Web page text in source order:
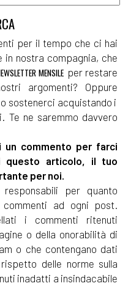
per il tempo che ci hai
nostra compagnia, che
MENSILE per restare
argomenti? Oppure
o sostenerci acquistando i
Te ne saremmo davvero
un commento per farci
questo articolo, il tuo
per noi.
per quanto
ad ogni post.
i commenti ritenuti
o della onorabilità di
o che contengano dati
delle norme sulla
inadatti a insindacabile